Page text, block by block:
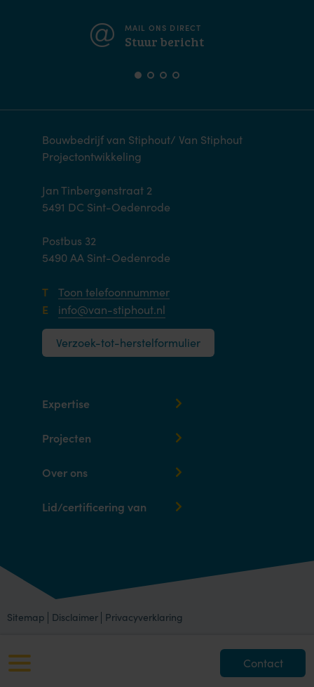
Contact
MAIL ONS DIRECT
Stuur bericht
Bouwbedrijf van Stiphout/ Van Stiphout
Projectontwikkeling
Jan Tinbergenstraat 2
5491 DC Sint-Oedenrode
Postbus 32
5490 AA Sint-Oedenrode
T Toon telefoonnummer
E info@van-stiphout.nl
Verzoek-tot-herstelformulier
Expertise
Projecten
Over ons
Lid/certificering van
Sitemap Disclaimer Privacyverklaring